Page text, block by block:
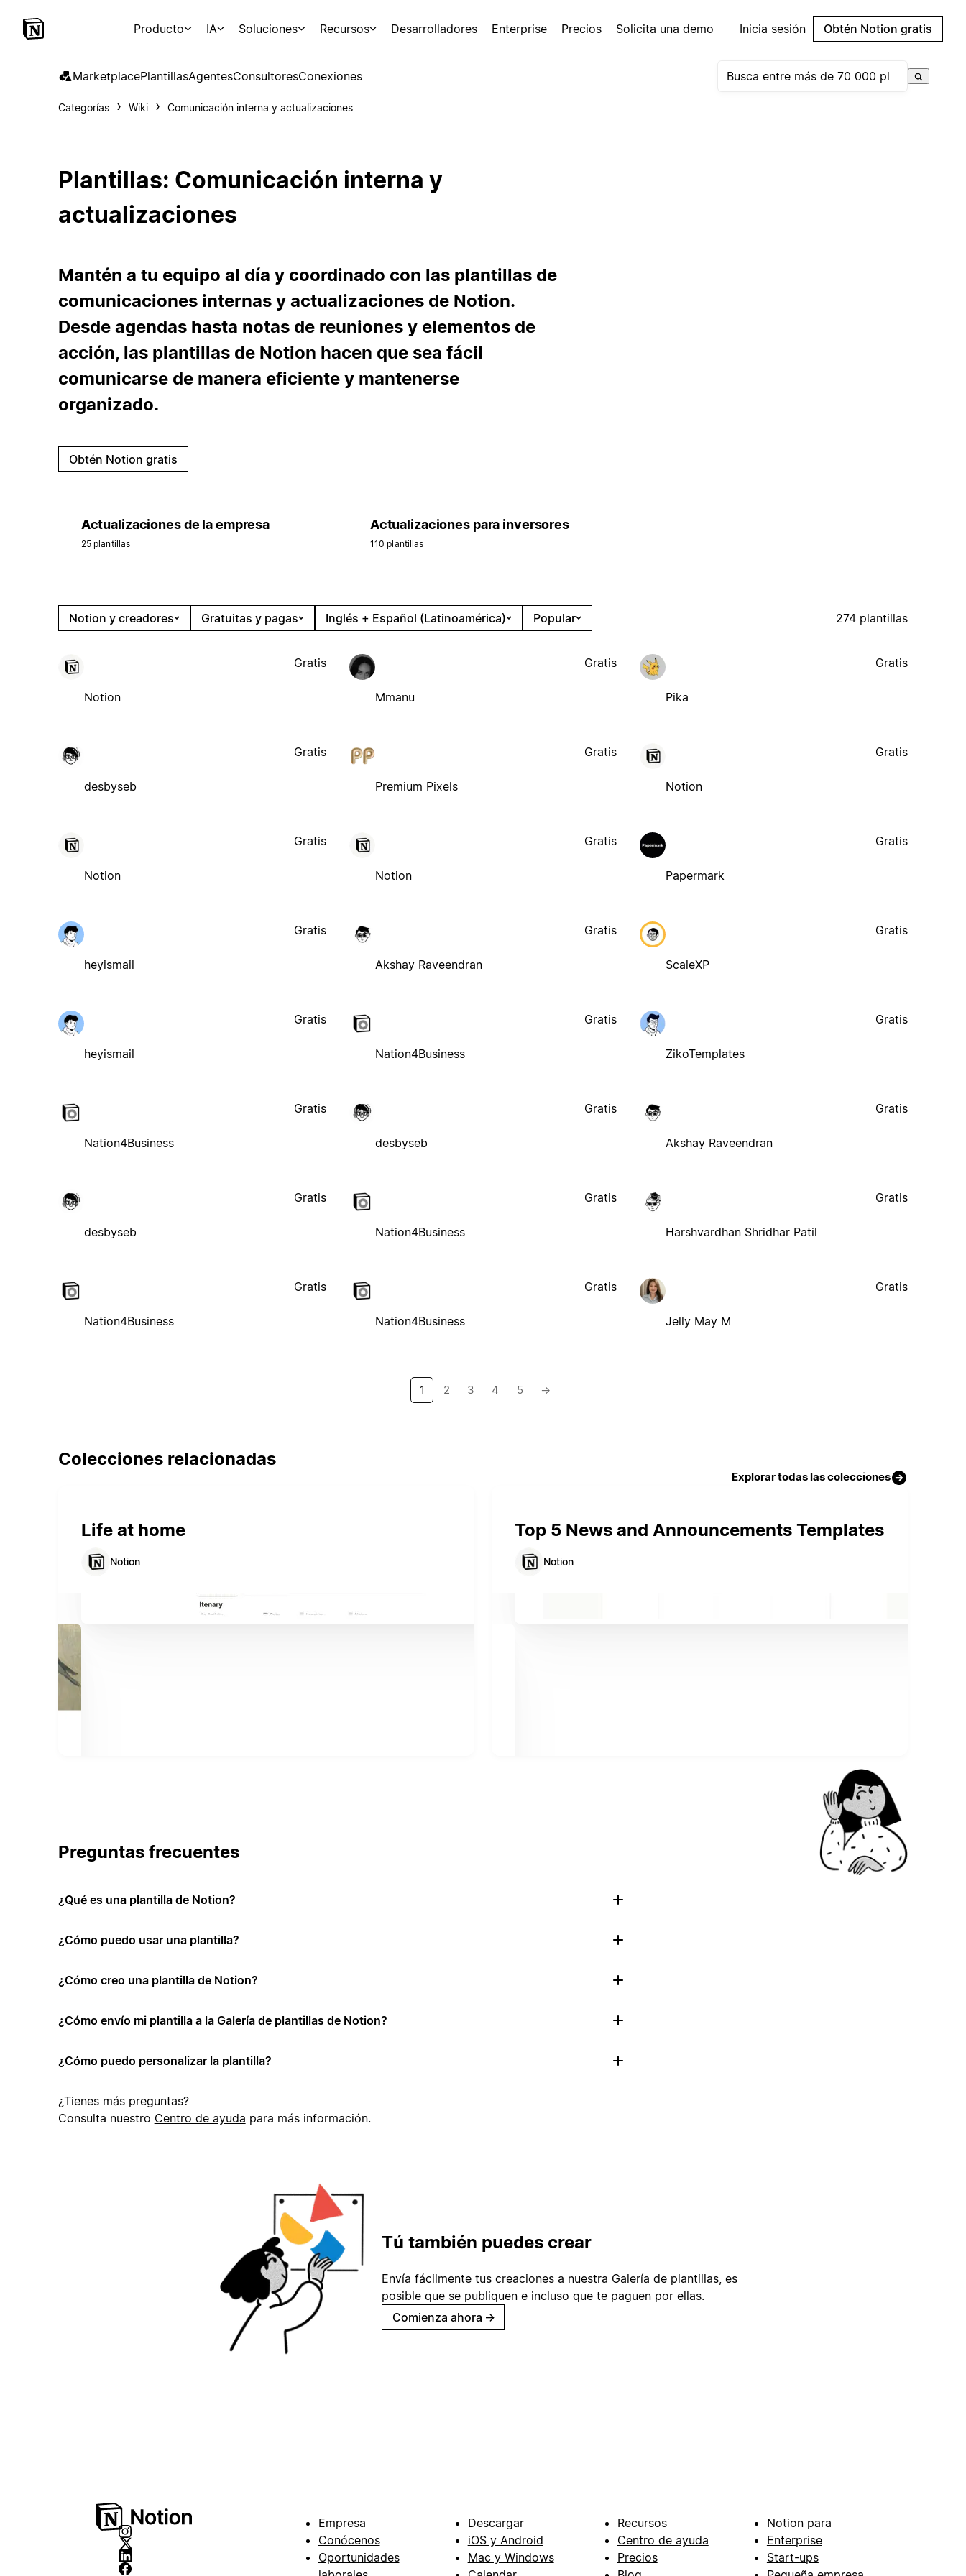
Producto IA Soluciones Recursos Desarrolladores Enterprise Precios Solicita una demo Inicia sesión Obtén Notion gratis
MarketplacePlantillasAgentesConsultoresConexiones
Categorías Wiki Comunicación interna y actualizaciones
Plantillas: Comunicación interna y
actualizaciones
Mantén a tu equipo al día y coordinado con las plantillas de
comunicaciones internas y actualizaciones de Notion.
Desde agendas hasta notas de reuniones y elementos de
acción, las plantillas de Notion hacen que sea fácil
comunicarse de manera eficiente y mantenerse
organizado.
Obtén Notion gratis
Actualizaciones de la empresa
25 plantillas
Actualizaciones para inversores
110 plantillas
Notion y creadores Gratuitas y pagas Inglés + Español (Latinoamérica) Popular 274 plantillas
Notion
Gratis
Mmanu
Gratis
Pika
Gratis
desbyseb
Gratis
Premium Pixels
Gratis
Notion
Gratis
Notion
Gratis
Notion
Gratis
Papermark
Gratis
heyismail
Gratis
Akshay Raveendran
Gratis
ScaleXP
Gratis
heyismail
Gratis
Nation4Business
Gratis
ZikoTemplates
Gratis
Nation4Business
Gratis
desbyseb
Gratis
Akshay Raveendran
Gratis
desbyseb
Gratis
Nation4Business
Gratis
Harshvardhan Shridhar Patil
Gratis
Nation4Business
Gratis
Nation4Business
Gratis
Jelly May M
Gratis
1 2 3 4 5 →
Colecciones relacionadas
Explorar todas las colecciones
Life at home
Notion
Top 5 News and Announcements Templates
Notion
Preguntas frecuentes
¿Qué es una plantilla de Notion?
¿Cómo puedo usar una plantilla?
¿Cómo creo una plantilla de Notion?
¿Cómo envío mi plantilla a la Galería de plantillas de Notion?
¿Cómo puedo personalizar la plantilla?
¿Tienes más preguntas?
Consulta nuestro Centro de ayuda para más información.
Tú también puedes crear
Envía fácilmente tus creaciones a nuestra Galería de plantillas, es
posible que se publiquen e incluso que te paguen por ellas.
Comienza ahora →
Empresa
Conócenos
Oportunidades
Descargar
iOS y Android
Mac y Windows
Recursos
Centro de ayuda
Precios
Notion para
Enterprise
Start-ups